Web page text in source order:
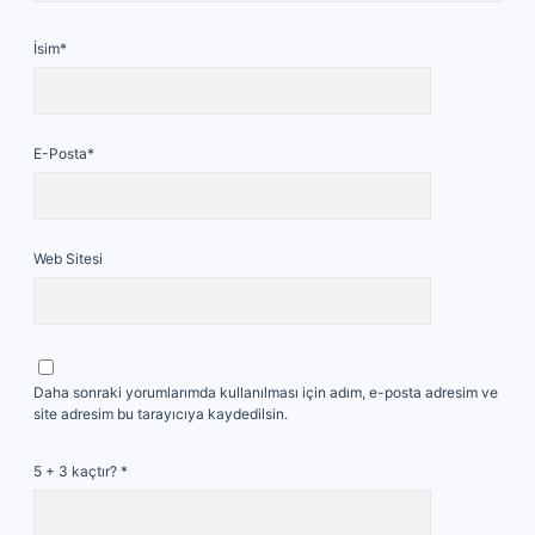
İsim*
E-Posta*
Web Sitesi
Daha sonraki yorumlarımda kullanılması için adım, e-posta adresim ve
site adresim bu tarayıcıya kaydedilsin.
5 + 3 kaçtır? *